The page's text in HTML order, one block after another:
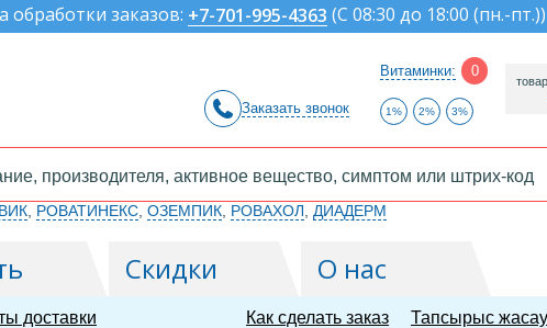
обработки заказов: +7-701-995-4363 (С 08:30 до 18:00 (пн.-пт.))
Заказать звонок
Витаминки: 0
1% 2% 3%
РОВАТИНЕКС ОЗЕМПИК РОВАХОЛ ДИАДЕРМ
Скидки О нас
доставки Тапсырыс жасау
Как сделать заказ